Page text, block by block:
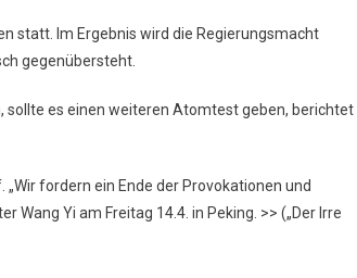
statt. Im Ergebnis wird die Regierungsmacht
gegenübersteht.
sollte es einen weiteren Atomtest geben, berichtet
fordern ein Ende der Provokationen und
Wang Yi am Freitag 14.4. in Peking. >> („Der Irre